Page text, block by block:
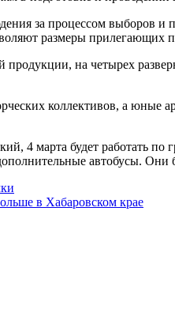
за процессом выборов и
размеры прилегающих
продукции, на четырех
коллективов, а
4 марта будет работать
автобусы. Они
в Хабаровском крае